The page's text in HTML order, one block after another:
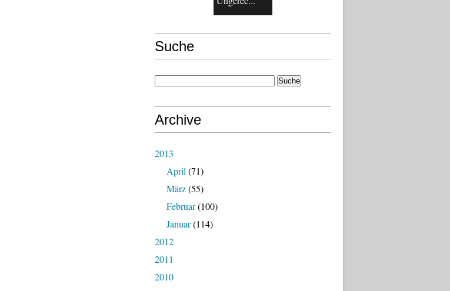
Suche
Archive
2013
April (71)
März(55)
Februar(100)
Januar(114)
2012
2011
2010